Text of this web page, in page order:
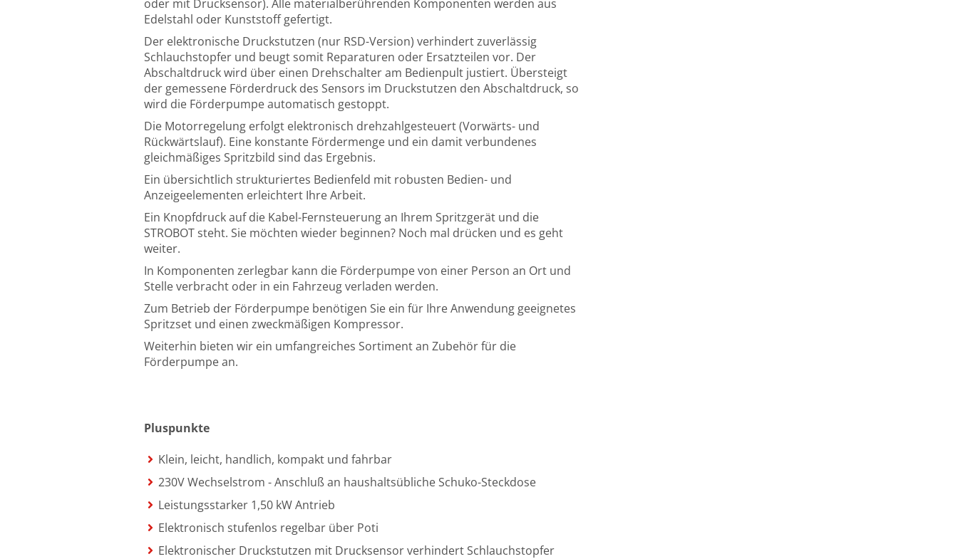
oder mit Drucksensor). Alle materialberührenden Komponenten werden aus
Edelstahl oder Kunststoff gefertigt.
Der elektronische Druckstutzen (nur RSD-Version) verhindert zuverlässig
Schlauchstopfer und beugt somit Reparaturen oder Ersatzteilen vor. Der
Abschaltdruck wird über einen Drehschalter am Bedienpult justiert. Übersteigt
der gemessene Förderdruck des Sensors im Druckstutzen den Abschaltdruck, so
wird die Förderpumpe automatisch gestoppt.
Die Motorregelung erfolgt elektronisch drehzahlgesteuert (Vorwärts- und
Rückwärtslauf). Eine konstante Fördermenge und ein damit verbundenes
gleichmäßiges Spritzbild sind das Ergebnis.
Ein übersichtlich strukturiertes Bedienfeld mit robusten Bedien- und
Anzeigeelementen erleichtert Ihre Arbeit.
Ein Knopfdruck auf die Kabel-Fernsteuerung an Ihrem Spritzgerät und die
STROBOT steht. Sie möchten wieder beginnen? Noch mal drücken und es geht
weiter.
In Komponenten zerlegbar kann die Förderpumpe von einer Person an Ort und
Stelle verbracht oder in ein Fahrzeug verladen werden.
Zum Betrieb der Förderpumpe benötigen Sie ein für Ihre Anwendung geeignetes
Spritzset und einen zweckmäßigen Kompressor.
Weiterhin bieten wir ein umfangreiches Sortiment an Zubehör für die
Förderpumpe an.
Pluspunkte
Klein, leicht, handlich, kompakt und fahrbar
230V Wechselstrom - Anschluß an haushaltsübliche Schuko-Steckdose
Leistungsstarker 1,50 kW Antrieb
Elektronisch stufenlos regelbar über Poti
Elektronischer Druckstutzen mit Drucksensor verhindert Schlauchstopfer